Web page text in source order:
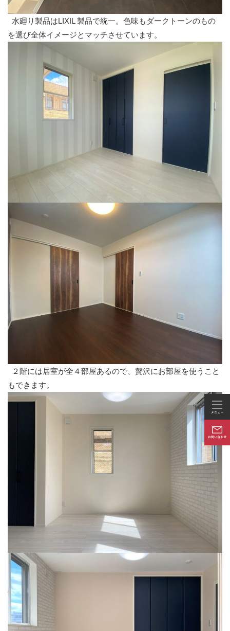
水廻り製品はLIXIL 製品で統一。色味もダークトーンのもの
を選び全体イメージとマッチさせています。
２階には居室が全４部屋あるので、贅沢にお部屋を使うこと
もできます。